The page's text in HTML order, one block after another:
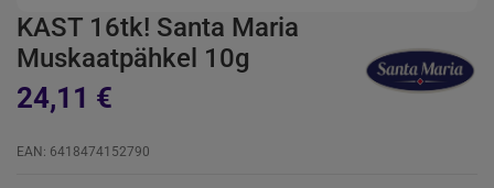
KAST 16tk! Santa Maria
Muskaatpähkel 10g
24,11 €
EAN: 6418474152790